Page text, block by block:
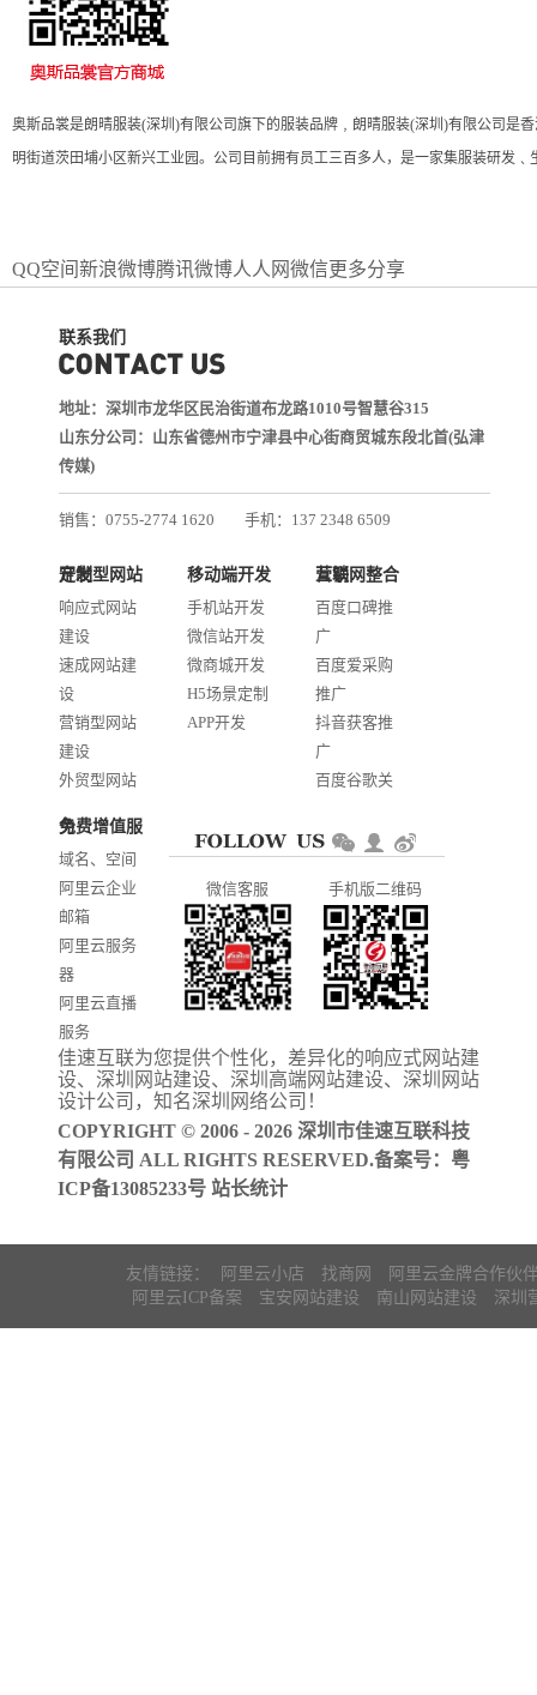
奥斯品裳是朗晴服装(深圳 )有限公司旗下的服装品牌﹐朗晴服装(深圳 )有限公司是
明街道茨田埔小区新兴工业园。公司目前拥有员工三百多人，是一家集服装研发
QQ空间 新浪微博腾讯微博人人网微信更多分享
联系我们
地址：深圳市龙华区民治街道布龙路1010号智慧谷315
山东分公司：山东省德州市宁津县中心街商贸城东段北首(弘津
传媒)
销售：0755-2774 1620
手机：137 2348 6509
邮箱：services@jiasuweb.com
定制型网站开发
响应式网站
建设
速成网站建
设
营销型网站
建设
外贸型网站
商城网站开
发
门户信息平
台开发
移动端开发
手机站开发
微信站开发
微商城开发
H5场景定制
APP开发
互联网整合营销
百度口碑推
广
百度爱采购
推广
抖音获客推
广
百度谷歌关
AI智能发布
免费增值服务
域名、空间
阿里云企业
邮箱
阿里云服务
器
阿里云直播
服务
阿里云ICP备
案
微信客服 手机版二维码
佳速互联为您提供个性化，差异化的响应式网站建
设、 深圳网站建设、 深圳高端网站建设、 深圳网站
设计公司 ，知名深圳网络公司 ！
COPYRIGHT © 2006 - 2026 深圳市佳速互联科技
有限公司 ALL RIGHTS RESERVED.备案号： 粤
ICP备13085233号 站长统计
友情链接： 阿里云小店 找商网
阿里云金牌合作伙
阿里云ICP备案
宝安网站建设 南山网站建设 深圳